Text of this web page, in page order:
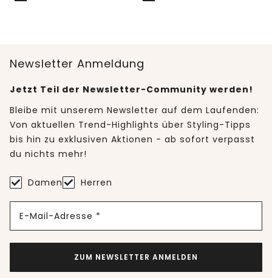
Newsletter Anmeldung
Jetzt Teil der Newsletter-Community werden!
Bleibe mit unserem Newsletter auf dem Laufenden:
Von aktuellen Trend-Highlights über Styling-Tipps
bis hin zu exklusiven Aktionen - ab sofort verpasst
du nichts mehr!
Damen Herren
E-Mail-Adresse *
ZUM NEWSLETTER ANMELDEN